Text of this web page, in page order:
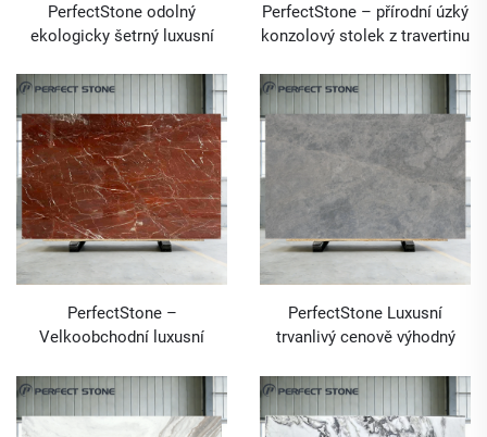
PerfectStone odolný
ekologicky šetrný luxusní
formě desek pro stavební a
hotelové projekty
PerfectStone – přírodní úzký
konzolový stolek z travertinu
PerfectStone –
Velkoobchodní luxusní
moderní vysoce kvalitní
projekty vil a hotelů
PerfectStone Luxusní
trvanlivý cenově výhodný
Dolomite pro velkoobchodní
interiérové návrhové projekty